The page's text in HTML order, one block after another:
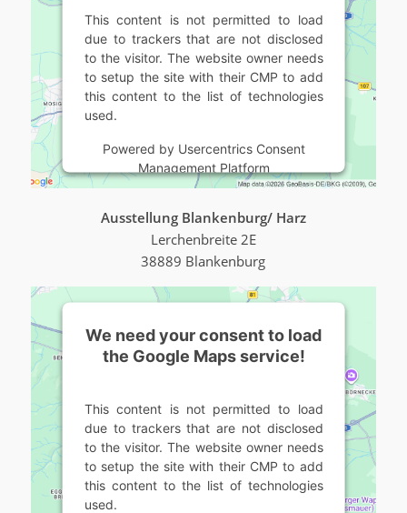
This content is not permitted to load
due to trackers that are not disclosed
to the visitor. The website owner needs
to setup the site with their CMP to add
this content to the list of technologies
used.
Powered by Usercentrics Consent
Management Platform
Ausstellung Blankenburg/ Harz
Lerchenbreite 2E
38889 Blankenburg
We need your consent to load
the Google Maps service!
This content is not permitted to load
due to trackers that are not disclosed
to the visitor. The website owner needs
to setup the site with their CMP to add
this content to the list of technologies
used.